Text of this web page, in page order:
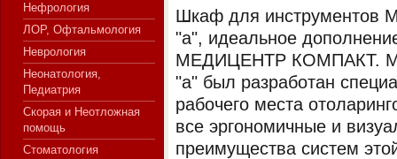
Нефрология
ЛОР, Офтальмология
Неврология
Неонатология,
Педиатрия
Скорая и Неотложная
помощь
Стоматология
Шкаф для
"а", идеальное
МЕДИЦЕНТР КОМПАКТ.
"а" был разработан
рабочего места
все эргономичные и
преимущества систем